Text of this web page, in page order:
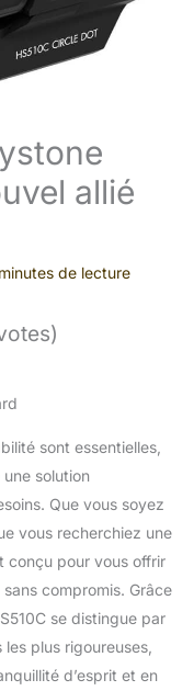
allié
de lecture
sont essentielles,
solution
Que vous soyez
vous recherchiez une
conçu pour vous offrir
compromis. Grâce
se distingue par
plus rigoureuses,
d’esprit et en